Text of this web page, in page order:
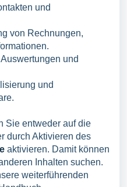
und
von Rechnungen,
und
und
Sie entweder auf die
durch Aktivieren des
aktivieren. Damit können
Inhalten suchen.
weiterführenden